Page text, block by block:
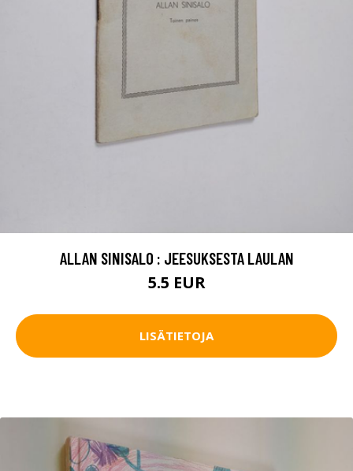
ALLAN SINISALO : JEESUKSESTA LAULAN
5.5 EUR
LISÄTIETOJA